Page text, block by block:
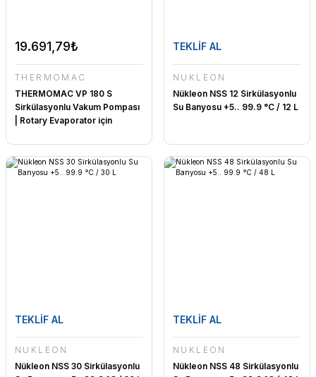
19.691,79₺
THERMOMAC
THERMOMAC VP 180 S
Sirkülasyonlu Vakum Pompası
| Rotary Evaporator için
TEKLİF AL
NÜKLEON
Nükleon NSS 12 Sirkülasyonlu
Su Banyosu +5.. 99.9 °C / 12 L
TEKLİF AL
NÜKLEON
Nükleon NSS 30 Sirkülasyonlu
TEKLİF AL
NÜKLEON
Nükleon NSS 48 Sirkülasyonlu